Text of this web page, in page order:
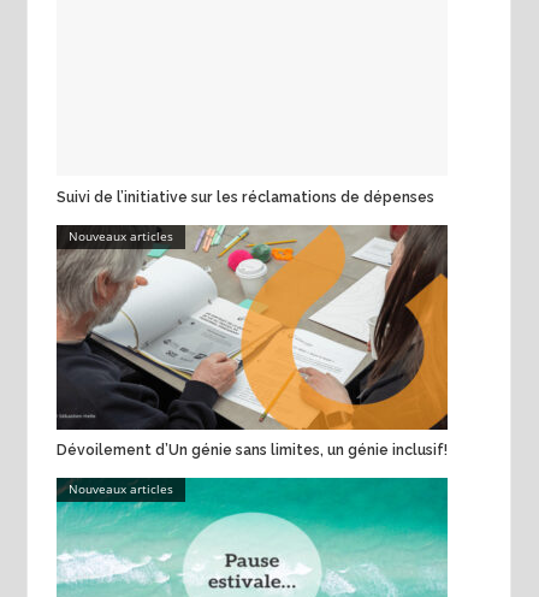
Suivi de l’initiative sur les réclamations de dépenses
Nouveaux articles
Dévoilement d’Un génie sans limites, un génie inclusif!
Nouveaux articles